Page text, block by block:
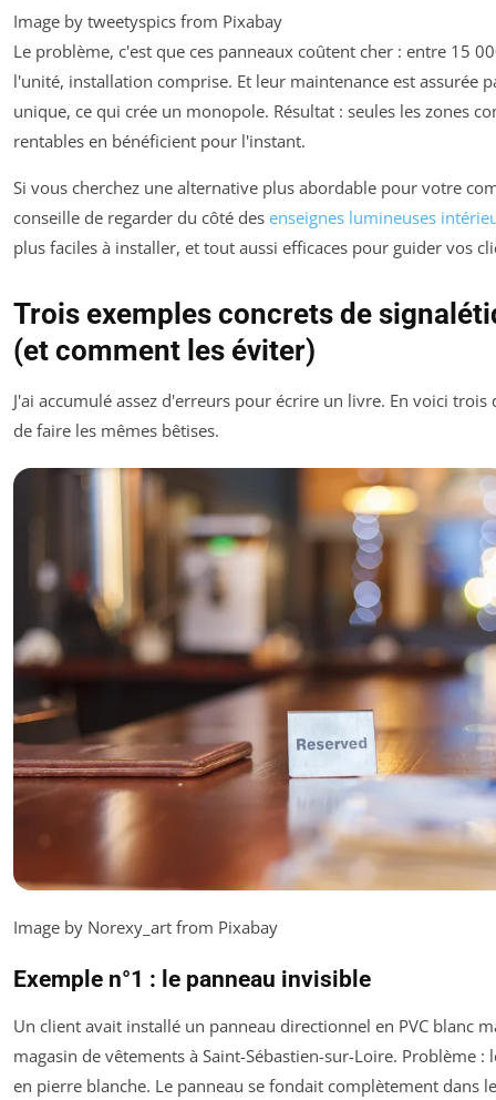
Image by tweetyspics from Pixabay
Le problème, c'est que ces panneaux coûtent cher : entre 15
l'unité, installation comprise. Et leur maintenance est assurée
unique, ce qui crée un monopole. Résultat : seules les zones
rentables en bénéficient pour l'instant.
Si vous cherchez une alternative plus abordable pour votre
conseille de regarder du côté des enseignes lumineuses
plus faciles à installer, et tout aussi efficaces pour guider vos
Trois exemples concrets de
(et comment les éviter)
J'ai accumulé assez d'erreurs pour écrire un livre. En voici
de faire les mêmes bêtises.
Image by Norexy_art from Pixabay
Exemple n°1 : le panneau invisible
Un client avait installé un panneau directionnel en PVC blanc
magasin de vêtements à Saint-Sébastien-sur-Loire. Problème
en pierre blanche. Le panneau se fondait complètement dans